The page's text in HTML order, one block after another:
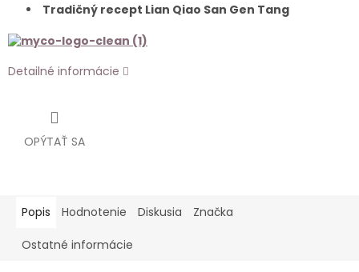
Tradičný recept Lian Qiao San Gen Tang
Detailné informácie
OPÝTAŤ SA
Popis Hodnotenie Diskusia Značka
Ostatné informácie